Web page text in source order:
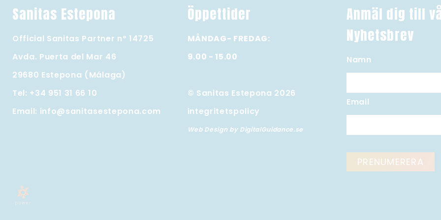
Sanitas Estepona
Official Sanitas Partner nº 14725
Avda. Puerta del Mar 46
29680 Estepona (Málaga)
Tel: +34 951 31 66 10
Email: info@sanitasestepona.com
Öppettider
MÅNDAG- FREDAG:
9.00 - 15.00
© Sanitas Estepona 2026
integritetspolicy
Web Design by DigitalGuidance.se
Anmäl dig till
Nyhetsbrev
Namn
Email
PRENUMERERA